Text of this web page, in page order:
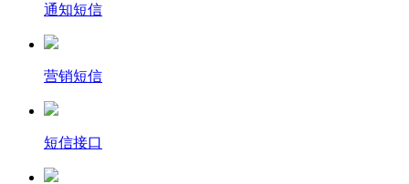
通知短信
营销短信
短信接口